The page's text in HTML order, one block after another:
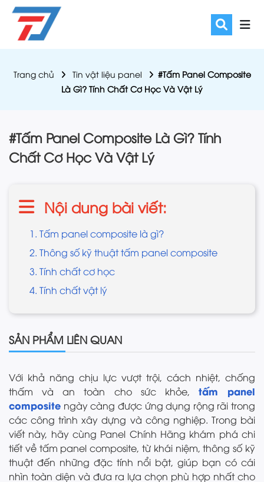
Trang chủ Tin vật liệu panel
#Tấm Panel Composite
Là Gì? Tính Chất Cơ Học Và Vật Lý
#Tấm Panel Composite Là Gì? Tính
Chất Cơ Học Và Vật Lý
Nội dung bài viết:
1. Tấm panel composite là gì?
2. Thông số kỹ thuật tấm panel composite
3. Tính chất cơ học
4. Tính chất vật lý
SẢN PHẨM LIÊN QUAN
Với khả năng chịu lực vượt trội, cách nhiệt, chống
thấm và an toàn cho sức khỏe, tấm panel
composite ngày càng được ứng dụng rộng rãi trong
các công trình xây dựng và công nghiệp. Trong bài
viết này, hãy cùng Panel Chính Hãng khám phá chi
tiết về tấm panel composite, từ khái niệm, thông số kỹ
thuật đến những đặc tính nổi bật, giúp bạn có cái
nhìn toàn diện và đưa ra lựa chọn phù hợp nhất cho